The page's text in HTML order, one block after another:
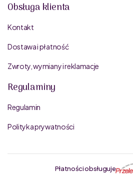
Obsługa klienta
Kontakt
Dostawa i płatność
Zwroty, wymiany i reklamacje
Regulaminy
Regulamin
Polityka prywatności
Płatności obsługuje